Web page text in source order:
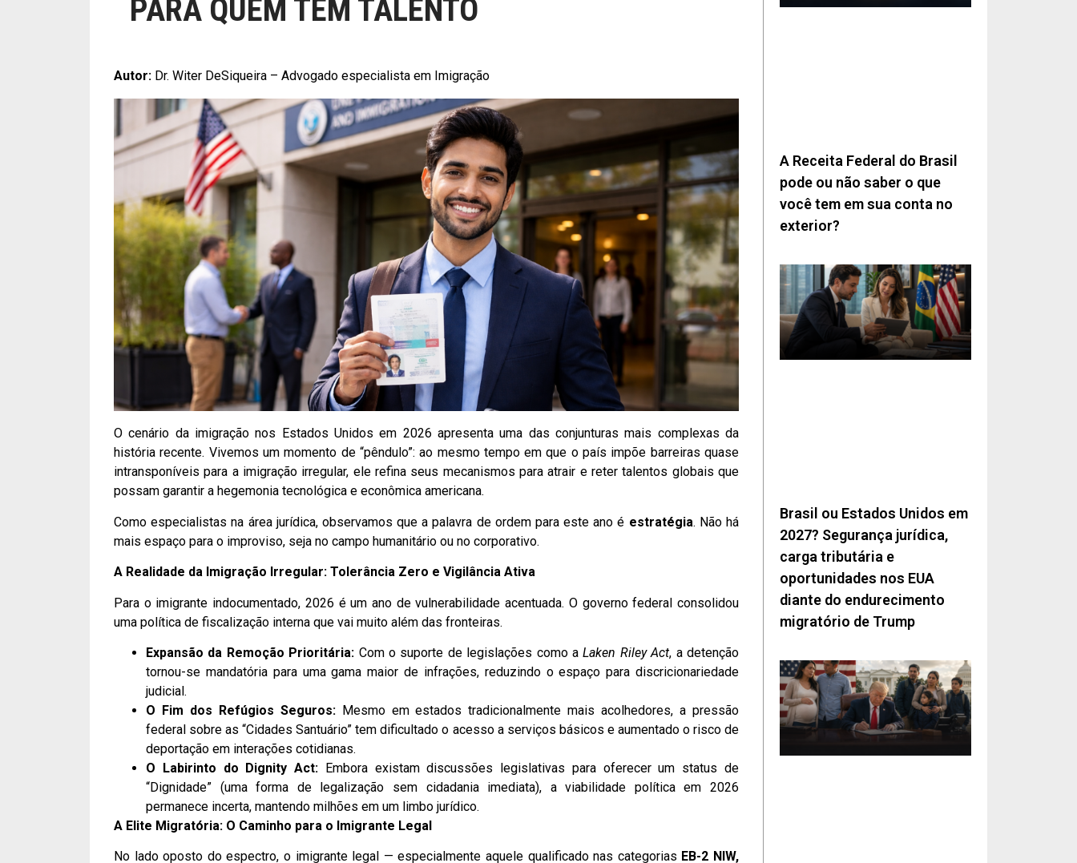
PARA QUEM TEM TALENTO
Autor: Dr. Witer DeSiqueira – Advogado especialista em Imigração
O cenário da imigração nos Estados Unidos em 2026 apresenta uma das conjunturas mais complexas da
história recente. Vivemos um momento de “pêndulo”: ao mesmo tempo em que o país impõe barreiras quase
intransponíveis para a imigração irregular, ele refina seus mecanismos para atrair e reter talentos globais que
possam garantir a hegemonia tecnológica e econômica americana.
Como especialistas na área jurídica, observamos que a palavra de ordem para este ano é estratégia. Não há
mais espaço para o improviso, seja no campo humanitário ou no corporativo.
A Realidade da Imigração Irregular: Tolerância Zero e Vigilância Ativa
Para o imigrante indocumentado, 2026 é um ano de vulnerabilidade acentuada. O governo federal consolidou
uma política de fiscalização interna que vai muito além das fronteiras.
Expansão da Remoção Prioritária: Com o suporte de legislações como aLaken Riley Act, a detenção
tornou-se mandatória para uma gama maior de infrações, reduzindo o espaço para discricionariedade
judicial.
O Fim dos Refúgios Seguros:Mesmo em estados tradicionalmente mais acolhedores, a pressão
federal sobre as “Cidades Santuário” tem dificultado o acesso a serviços básicos e aumentado o risco de
deportação em interações cotidianas.
O Labirinto do Dignity Act: Embora existam discussões legislativas para oferecer um status de
“Dignidade” (uma forma de legalização sem cidadania imediata), a viabilidade política em 2026
permanece incerta, mantendo milhões em um limbo jurídico.
A Elite Migratória: O Caminho para o Imigrante Legal
No lado oposto do espectro, o imigrante legal — especialmente aquele qualificado nas categorias EB-2 NIW,
A Receita Federal do Brasil
pode ou não saber o que
você tem em sua conta no
exterior?
Brasil ou Estados Unidos em
2027? Segurança jurídica,
carga tributária e
oportunidades nos EUA
diante do endurecimento
migratório de Trump